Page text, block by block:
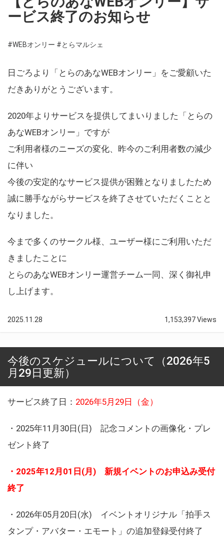
ービス終了のお知らせ
#WEBオンリー #とらマルシェ
日ごろより「とらのあなWEBオンリー」をご愛顧いた
だきありがとうございます。
2020年よりサービスを提供してまいりました「とらの
あなWEBオンリー」ですが
ご利用者様のニーズの変化、昨今のご利用者数の減少
に伴い
今後の安定的なサービス提供が困難となりましたため
誠に勝手ながらサービスを終了させていただくことと
なりました。
今まで多くのサークル様、ユーザー様にご利用いただ
きましたことに
とらのあなWEBオンリー運営チーム一同、深く御礼申
し上げます。
2025.11.28 1,153,397 Views
今後のスケジュールについて（2026年5
月29日更新）
サービス終了日： 2026年5月29日（金）
・2025年11月30日(日) 記念コメントの画像化・プレ
ゼント終了
・2025年12月01日(月) 新規イベントのお申込み受付
終了
・2026年05月20日(水) イベントオリジナル「拍手ス
タンプ・アバター・エモート」の追加登録受付終了